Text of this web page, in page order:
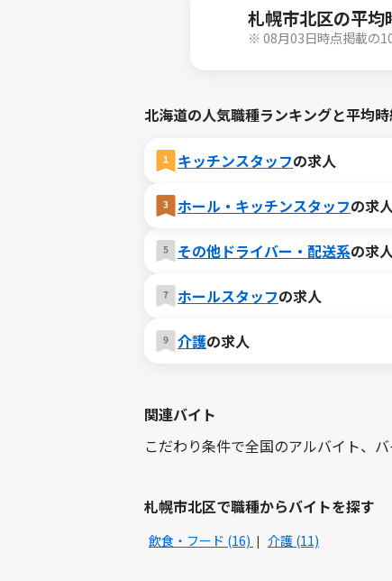
札幌市北区の平均
※ 08月03日時点掲載の
北海道の人気職種ランキングと平均
キッチンスタッフの求人
ホール・キッチンスタッフの求
その他ドライバー・配送系の求
ホールスタッフの求人
介護の求人
関連バイト
こだわり条件で全国のアルバイト、
札幌市北区で職種からバイトを探す
飲食・フード (16) 介護 (11)